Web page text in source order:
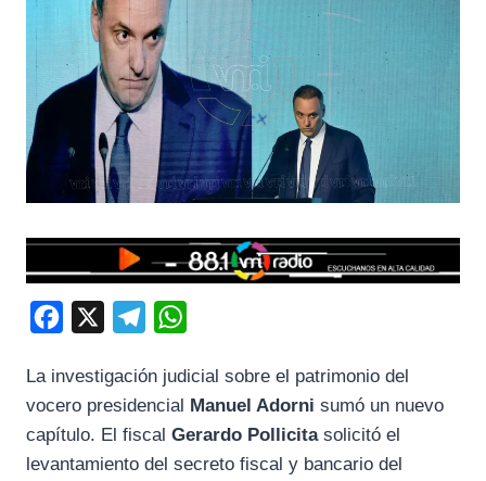
c
e
b
l
e
g
a
s
La investigación judicial sobre el patrimonio del
vocero presidencial Manuel Adorni sumó un nuevo
capítulo. El fiscal Gerardo Pollicitasolicitó el
levantamiento del secreto fiscal y bancario del